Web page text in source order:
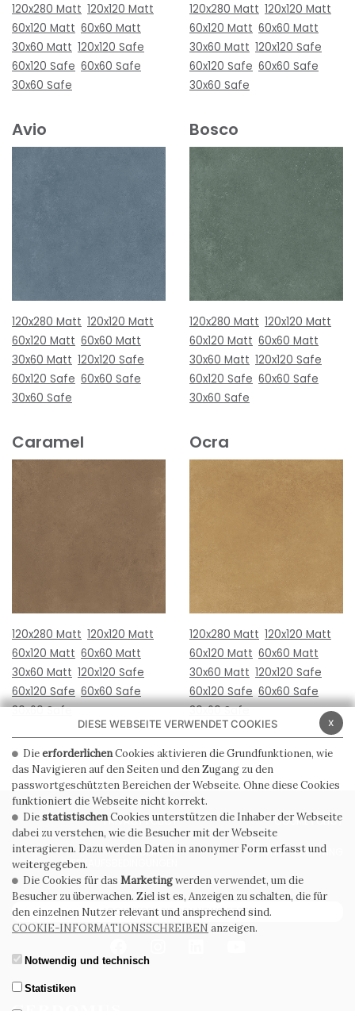
120x280 Matt 120x120 Matt
60x120 Matt 60x60 Matt
30x60 Matt 120x120 Safe
60x120 Safe 60x60 Safe
30x60 Safe
120x280 Matt 120x120 Matt
60x120 Matt 60x60 Matt
30x60 Matt 120x120 Safe
60x120 Safe 60x60 Safe
30x60 Safe
Avio
120x280 Matt 120x120 Matt
60x120 Matt 60x60 Matt
30x60 Matt 120x120 Safe
60x120 Safe 60x60 Safe
30x60 Safe
Bosco
120x280 Matt 120x120 Matt
60x120 Matt 60x60 Matt
30x60 Matt 120x120 Safe
60x120 Safe 60x60 Safe
30x60 Safe
Caramel
120x280 Matt 120x120 Matt
60x120 Matt 60x60 Matt
30x60 Matt 120x120 Safe
60x120 Safe 60x60 Safe
30x60 Safe
Ocra
120x280 Matt 120x120 Matt
60x120 Matt 60x60 Matt
30x60 Matt 120x120 Safe
60x120 Safe 60x60 Safe
30x60 Safe
PRIVACY POLICY COOKIE POLICY
ALLGEMEINE
VERKAUFSBEDINGUNGEN
WHISTLEBLOWING
ABONNIEREN SIE DEN NEWSLETTER
x
DIESE WEBSEITE VERWENDET COOKIES
DieerforderlichenCookies aktivieren die Grundfunktionen, wie
das Navigieren auf den Seiten und den Zugang zu den
passwortgeschützten Bereichen der Webseite. Ohne diese Cookies
funktioniert die Webseite nicht korrekt.
DiestatistischenCookies unterstützen die Inhaber der Webseite
dabei zu verstehen, wie die Besucher mit der Webseite
interagieren. Dazu werden Daten in anonymer Form erfasst und
weitergegeben.
Die Cookies für das Marketingwerden verwendet, um die
Besucher zu überwachen. Ziel ist es, Anzeigen zu schalten, die für
den einzelnen Nutzer relevant und ansprechend sind.
COOKIE-INFORMATIONSSCHREIBEN anzeigen.
Notwendig und technisch
Statistiken